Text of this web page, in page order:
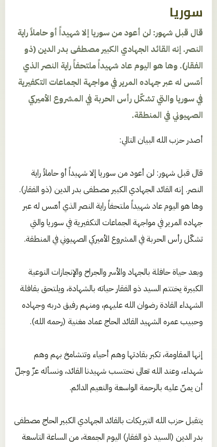
سوريا
قال قبل شهور: لن أعود من سوريا إلا شهيداً أو حاملاً راية
النصر. إنه القائد الجهادي الكبير مصطفى بدر الدين (ذو
الفقار). وها هو اليوم عاد شهيداً ملتحفاً راية النصر الذي
أسّس له عبر جهاده المرير في مواجهة الجماعات التكفيرية
في سوريا والتي تشكّل رأس الحربة في المشروع الأميركي
الصهيوني في المنطقة.
أصدر حزب الله البيان التالي:
قال قبل شهور: لن أعود من سوريا إلا شهيداً أو حاملاً راية
النصر. إنه القائد الجهادي الكبير مصطفى بدر الدين (ذو الفقار).
وها هو اليوم عاد شهيداً ملتحفاً راية النصر الذي أسّس له عبر
جهاده المرير في مواجهة الجماعات التكفيرية في سوريا والتي
تشكّل رأس الحربة في المشروع الأميركي الصهيوني في المنطقة.
وبعد حياة حافلة بالجهاد والأسر والجراح والإنجازات النوعية
الكبيرة يختتم السيد ذو الفقار حياته بالشهادة، ويلتحق بقافلة
الشهداء القادة رضوان الله عليهم، ومنهم رفيق دربه وجهاده
وحبيب عمره الشهيد القائد الحاج عماد مغنية (رحمه الله).
إنها المقاومة، تكبر بقادتها وهم أحياء وتتشامخ بهم وهم
شهداء، وعند الله تعالى نحتسب شهيدنا القائد، ونسأله عزّ وجلّ
أن يمنّ عليه بالرحمة الواسعة والنعيم الدائم.
يتقبل حزب الله التبريكات بالقائد الجهادي الكبير الحاج مصطفى
بدر الدين (السيد ذو الفقار) اليوم الجمعة، من الساعة التاسعة